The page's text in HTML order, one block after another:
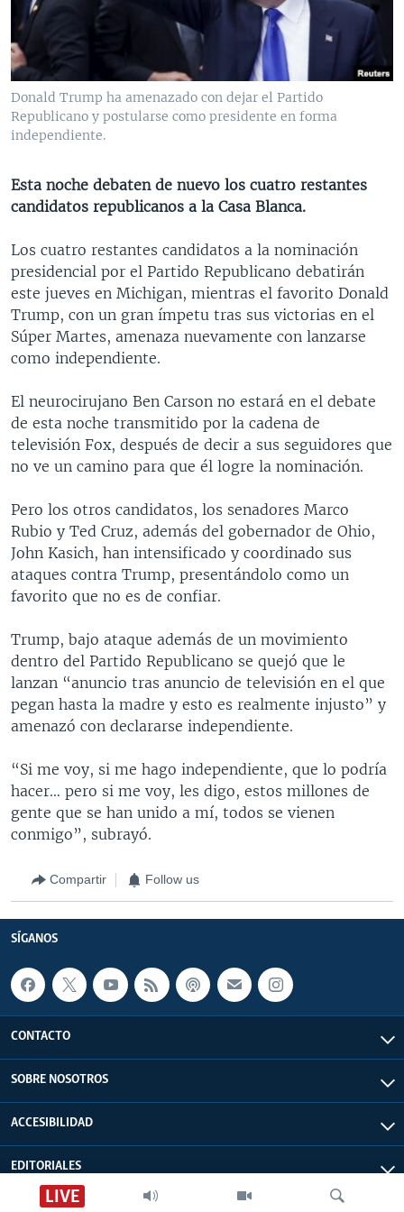
VENEZUELA
BRASIL
NICARAGUA
ECONOMÍA
ENTRETENIMIENTO Y CULTURA
TECNOLOGÍA
DEPORTES
CIENCIA Y SALUD
MULTIMEDIA
VIDEOS
FOTOGRAFÍA
AUDIOS
PROGRAMAS TV
EL MUNDO AL DÍA
FORO INTERAMERICANO
VISIÓN 360
LAS CLAVES
PANORAMA
RADIO
AVANCE INFORMATIVO
AUDIONOTICIAS
BUENOS DÍAS AMÉRICA
ESTADOS UNIDOS AL DÍA
EL MUNDO AL DÍA [RADIO]
FORO [RADIO]
DEPORTIVO INTERNACIONAL
NOTA ECONÓMICA
DIRECT
DOCUMENTALES DE LA VOA
Learning English
SÍGANOS
Idiomas
LIVE
Donald Trump ha amenazado con dejar el Partido
Republicano y postularse como presidente en forma
independiente.
Esta noche debaten de nuevo los cuatro restantes
candidatos republicanos a la Casa Blanca.
Los cuatro restantes candidatos a la nominación
presidencial por el Partido Republicano debatirán
este jueves en Michigan, mientras el favorito Donald
Trump, con un gran ímpetu tras sus victorias en el
Súper Martes, amenaza nuevamente con lanzarse
como independiente.
El neurocirujano Ben Carson no estará en el debate
de esta noche transmitido por la cadena de
televisión Fox, después de decir a sus seguidores que
no ve un camino para que él logre la nominación.
Pero los otros candidatos, los senadores Marco
Rubio y Ted Cruz, además del gobernador de Ohio,
John Kasich, han intensificado y coordinado sus
ataques contra Trump, presentándolo como un
favorito que no es de confiar.
Trump, bajo ataque además de un movimiento
dentro del Partido Republicano se quejó que le
lanzan “anuncio tras anuncio de televisión en el que
pegan hasta la madre y esto es realmente injusto” y
amenazó con declararse independiente.
“Si me voy, si me hago independiente, que lo podría
hacer… pero si me voy, les digo, estos millones de
gente que se han unido a mí, todos se vienen
conmigo”, subrayó.
Compartir Follow us
SÍGANOS
CONTACTO
SOBRE NOSOTROS
ACCESIBILIDAD
EDITORIALES